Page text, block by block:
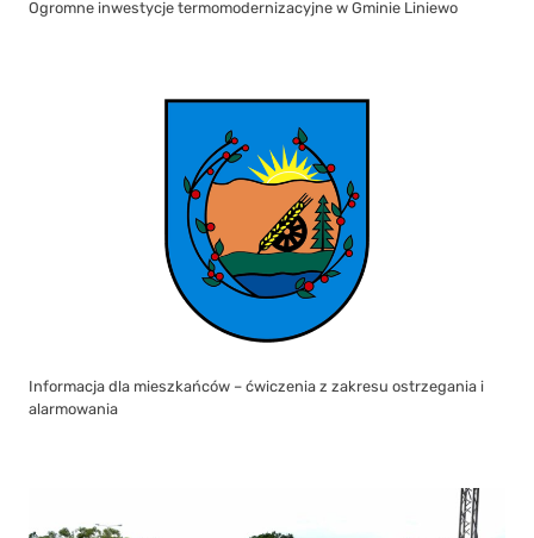
Ogromne inwestycje termomodernizacyjne w Gminie Liniewo
Informacja dla mieszkańców – ćwiczenia z zakresu ostrzegania i
alarmowania